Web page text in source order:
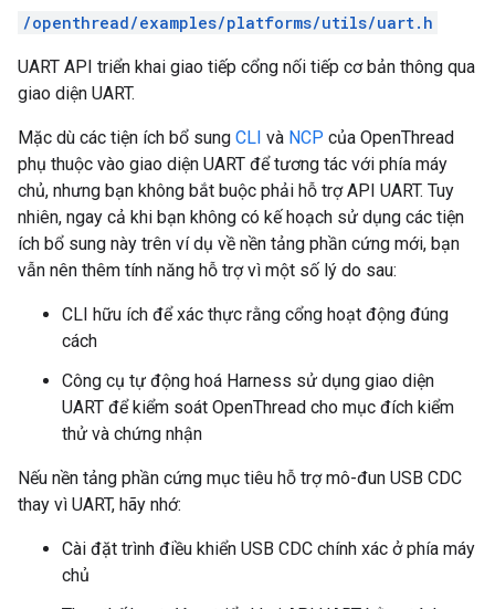
/openthread/examples/platforms/utils/uart.h
UART API triển khai giao tiếp cổng nối tiếp cơ bản thông qua
giao diện UART.
Mặc dù các tiện ích bổ sung CLI và NCP của OpenThread
phụ thuộc vào giao diện UART để tương tác với phía máy
chủ, nhưng bạn không bắt buộc phải hỗ trợ API UART. Tuy
nhiên, ngay cả khi bạn không có kế hoạch sử dụng các tiện
ích bổ sung này trên ví dụ về nền tảng phần cứng mới, bạn
vẫn nên thêm tính năng hỗ trợ vì một số lý do sau:
CLI hữu ích để xác thực rằng cổng hoạt động đúng
cách
Công cụ tự động hoá Harness sử dụng giao diện
UART để kiểm soát OpenThread cho mục đích kiểm
thử và chứng nhận
Nếu nền tảng phần cứng mục tiêu hỗ trợ mô-đun USB CDC
thay vì UART, hãy nhớ:
Cài đặt trình điều khiển USB CDC chính xác ở phía máy
chủ